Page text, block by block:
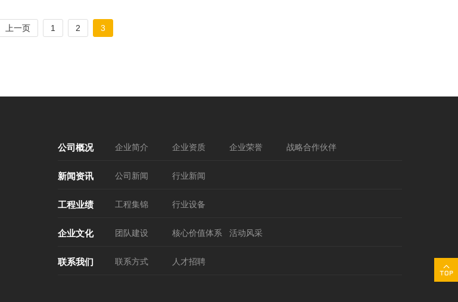
上一页 1 2 3
公司概况 企业简介 企业资质 企业荣誉 战略合作伙伴
新闻资讯 公司新闻 行业新闻
工程业绩 工程集锦 行业设备
企业文化 团队建设 核心价值体系 活动风采
联系我们 联系方式 人才招聘